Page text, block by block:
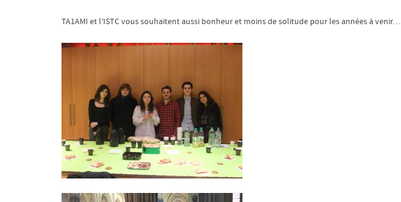
TA1AMI et l’ISTC vous souhaitent aussi bonheur et moins de solitude pour les années à venir…